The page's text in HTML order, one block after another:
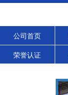
公司首页
荣誉认证